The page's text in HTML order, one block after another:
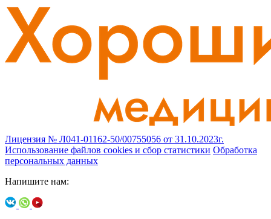
Лицензия № Л041-01162-50/00755056 от 31.10.2023г.
Использование файлов cookies и сбор статистики Обработка
персональных данных
Напишите нам: